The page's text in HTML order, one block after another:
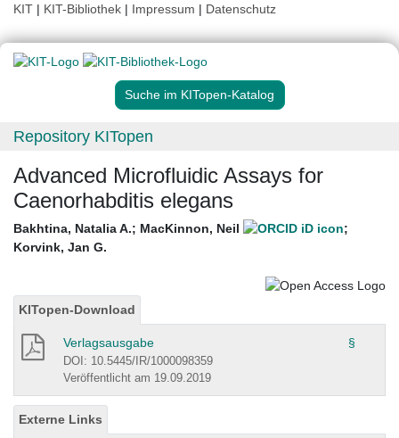
KIT | KIT-Bibliothek | Impressum | Datenschutz
Suche im KITopen-Katalog
Repository KITopen
Advanced Microfluidic Assays for
Caenorhabditis elegans
Bakhtina, Natalia A.; MacKinnon, Neil
;
Korvink, Jan G.
KITopen-Download
Verlagsausgabe §
DOI: 10.5445/IR/1000098359
Veröffentlicht am 19.09.2019
Externe Links